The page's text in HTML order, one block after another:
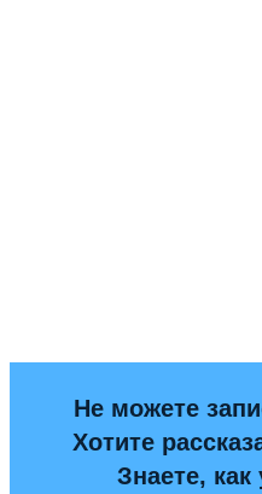
Не можете
Хотите
Знаете,